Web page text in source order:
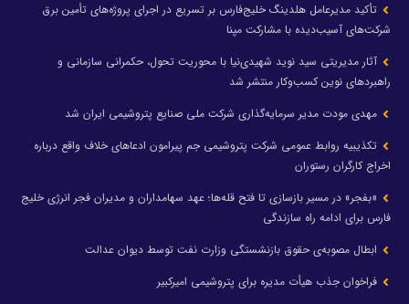
تأکید مدیرعامل هلدینگ خلیج‌فارس بر تسریع در اجرای پروژه‌های تأمین برق
شرکت‌های آسیب‌دیده با مشارکت مپنا
آثار مدیریتی سید نوید شهیدی‌نیا با محوریت تحول، حکمرانی سازمانی و
راهبردهای نوین کسب‌وکار منتشر شد
مهدی مودت مدیر سرمایه‌گذاری شرکت ملی صنایع پتروشیمی ایران شد
تکذیبیه روابط عمومی شرکت پتروشیمی جم پیرامون ادعاهای خلاف واقع درباره
اخراج کارگران رستوران
«بفجر» در مسیر بازسازی تا فتح قله‌ها؛ عهد سهامداران و مدیران فجر انرژی خلیج
فارس برای ادامه راه سازندگی
ابطال مصوبه‌ی حقوق بازنشستگی وزارت نفت توسط دیوان عدالت
فراخوان جذب هیأت مدیره برای پتروشیمی امیرکبیر